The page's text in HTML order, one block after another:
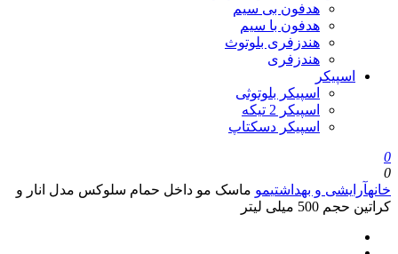
هدفون بی سیم
هدفون با سیم
هندزفری بلوتوث
هندزفری
اسپیکر
اسپیکر بلوتوثی
اسپیکر 2 تیکه
اسپیکر دسکتاپ
0
0
خانهآرایشی و بهداشتیمو ماسک مو داخل حمام سلوکس مدل انار و
کراتین حجم 500 میلی لیتر